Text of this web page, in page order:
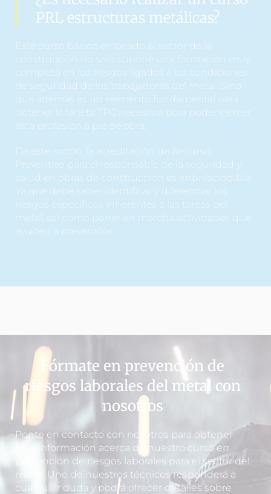
PRL estructuras metálicas?
Este curso básico enfocado al sector de la
construcción no solo supone una formación muy
completa en los riesgos ligados a las condiciones
de seguridad de los trabajadores del metal. Sino
que además es un elemento fundamental para
obtener la tarjeta TPC necesaria para poder ejercer
esta profesión a pie de obra.
De este modo, la acreditación de Recurso
Preventivo para el responsable de la seguridad y
salud en obras de construcción es imprescindible.
Ya que debe saber identificar y diferenciar los
riesgos específicos inherentes a las tareas del
metal, así como poner en marcha actividades que
ayuden a prevenirlos.
Fórmate en prevención de
riesgos laborales del metal con
nosotros
Ponte en contacto con nosotros para obtener
más información acerca de nuestro curso en
prevención de riesgos laborales para el sector del
metal. Uno de nuestros técnicos responderá a
cualquier duda y podrá ofrecer detalles sobre